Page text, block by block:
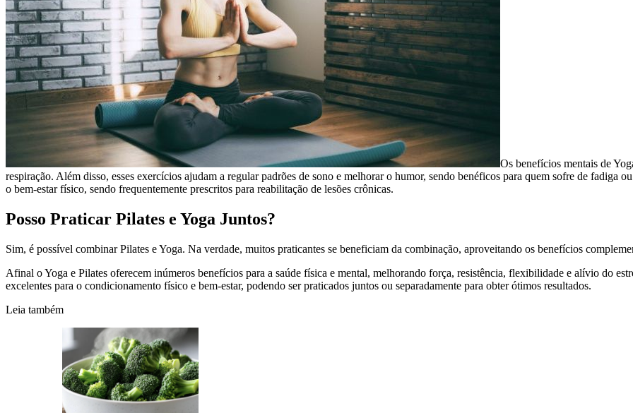
Os benefícios mentais de
respiração. Além disso, esses exercícios ajudam a regular padrões de sono e melhorar o humor, sendo benéficos para quem sofre de fadiga
o bem-estar físico, sendo frequentemente prescritos para reabilitação de lesões crônicas.
Posso Praticar Pilates e Yoga Juntos?
Sim, é possível combinar Pilates e Yoga. Na verdade, muitos praticantes se beneficiam da combinação, aproveitando os benefícios
Afinal o Yoga e Pilates oferecem inúmeros benefícios para a saúde física e mental, melhorando força, resistência, flexibilidade e alívio do
excelentes para o condicionamento físico e bem-estar, podendo ser praticados juntos ou separadamente para obter ótimos resultados.
Leia também